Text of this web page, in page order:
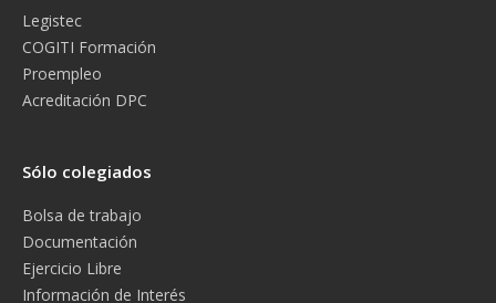
Legistec
COGITI Formación
Proempleo
Acreditación DPC
Sólo colegiados
Bolsa de trabajo
Documentación
Ejercicio Libre
Información de Interés